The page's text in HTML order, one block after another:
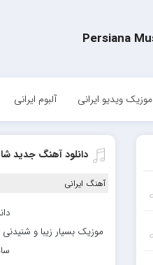
موزیک ویدیو ایرانی آلبوم ایرانی
دانلود آهنگ جدید
آهنگ ایرانی
موزیک بسیار زیبا و شنیدنی